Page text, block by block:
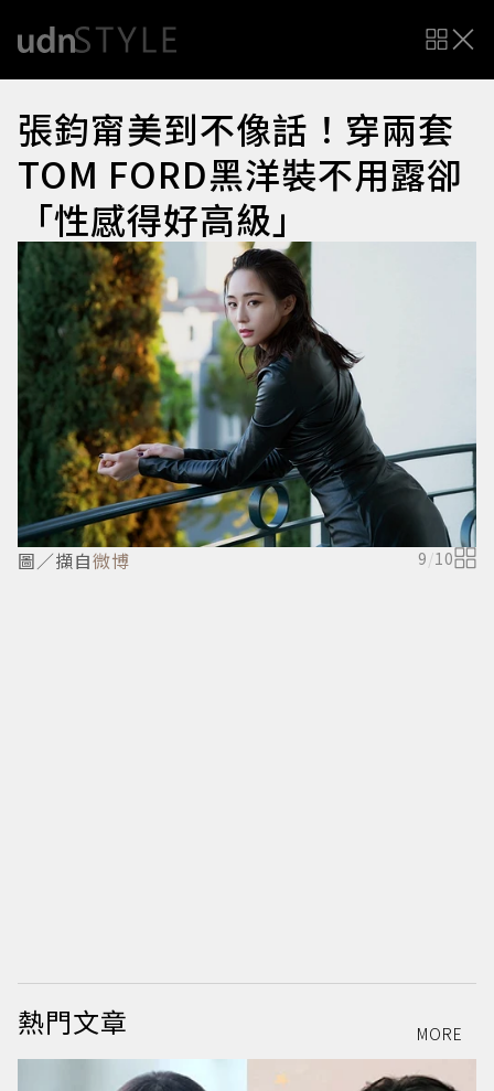
張鈞甯美到不像話！穿兩套
TOM FORD黑洋裝不用露卻
「性感得好高級」
圖／擷自微博 9/10
熱門文章 MORE